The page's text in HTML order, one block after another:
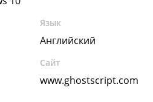
Язык
Английский
Сайт
www.ghostscript.com